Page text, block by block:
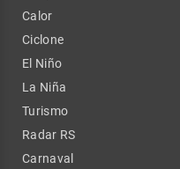
Calor
Ciclone
El Niño
La Niña
Turismo
Radar RS
Carnaval